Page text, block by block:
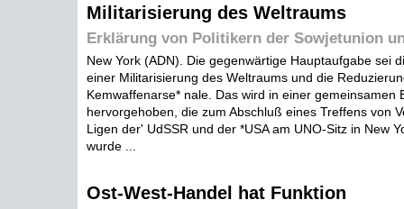
Militarisierung des Weltraums
Erklärung von Politikern der Sowjetunion
New York (ADN). Die gegenwärtige Hauptaufgabe sei
einer Militarisierung des Weltraums und die
Kemwaffenarse* nale. Das wird in einer gemeinsamen
hervorgehoben, die zum Abschluß eines Treffens von
Ligen der' UdSSR und der *USA am UNO-Sitz in New
wurde ...
Ost-West-Handel hat Funktion